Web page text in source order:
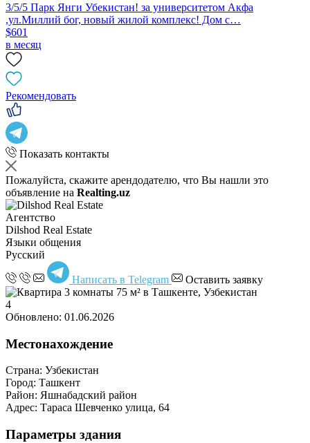
3/5/5 Парк Янги Убекистан! за университетом Акфа
,ул.Миллий бог, новый жилой комплекс! Дом с…
$601
в месяц
Рекомендовать
Показать контакты
Пожалуйста, скажите арендодателю, что Вы нашли это
объявление на Realting.uz
Агентство
Dilshod Real Estate
Языки общения
Русский
Написать в Telegram Оставить заявку
4
Обновлено: 01.06.2026
Местонахождение
Страна: Узбекистан
Город: Ташкент
Район: Яшнабадский район
Адрес: Тараса Шевченко улица, 64
Параметры здания